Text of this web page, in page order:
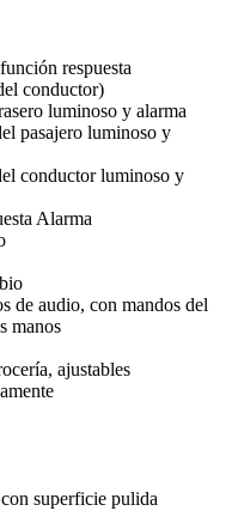
respuesta
conductor)
luminoso y alarma
pasajero luminoso y
conductor luminoso y
Alarma
de audio, con mandos del
manos
ajustables
superficie pulida